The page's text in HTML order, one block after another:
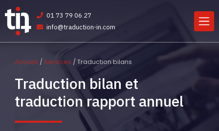
01 73 79 06 27
info@traduction-in.com
Accueil / Services / Traduction bilans
Traduction bilan et
traduction rapport annuel